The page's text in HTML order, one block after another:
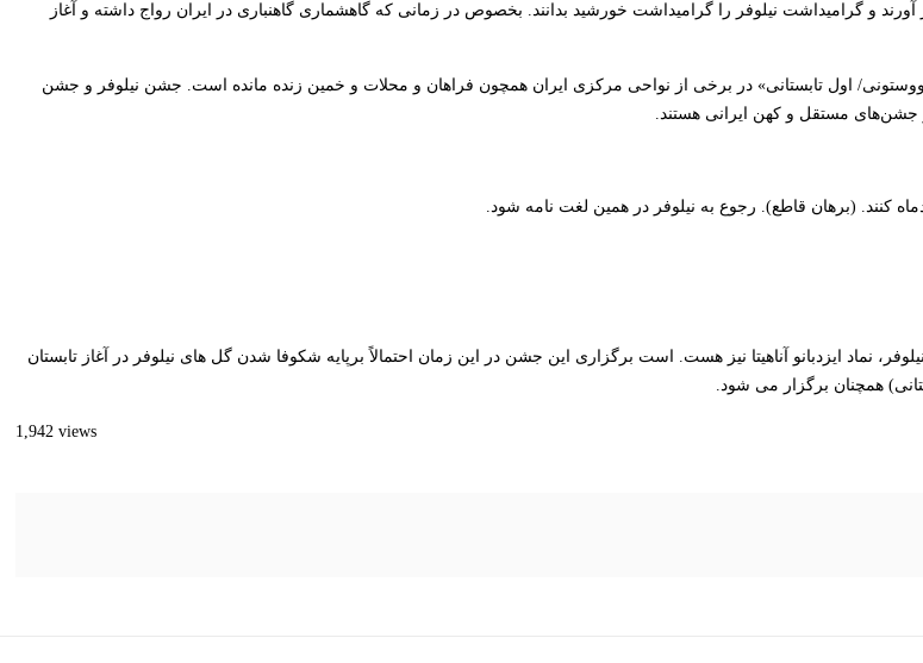
و گرامیداشت نیلوفر را گرامیداشت خورشید بدانند. بخصوص در زمانی که گاهشماری گاهنباری در ایران رواج داشته و آغاز
اول تابستانی» در برخی از نواحی مرکزی ایران همچون فراهان و محلات و خمین زنده مانده است. جشن نیلوفر و جشن
جشن‌های مستقل و کهن ایرانی هستند.
(برهان قاطع). رجوع به نیلوفر در همین لغت نامه شود.
ایزدبانو آناهیتا نیز هست. است برگزاری این جشن در این زمان احتمالاً برپایه شکوفا شدن گل های نیلوفر در آغاز تابستان
همچنان برگزار می شود.
1,942 views